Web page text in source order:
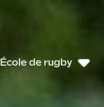
École de rugby